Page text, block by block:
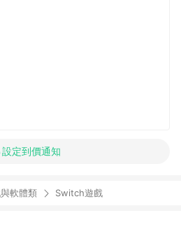
設定到價通知
軟體類 Switch遊戲